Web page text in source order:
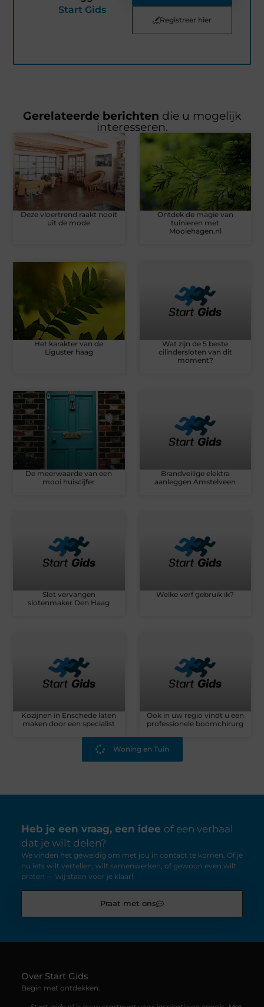
Start Gids
Registreer hier
Gerelateerde berichten die u mogelijk
interesseren.
Deze vloertrend raakt nooit
uit de mode
Ontdek de magie van
tuinieren met
Mooiehagen.nl
Het karakter van de
Liguster haag
Wat zijn de 5 beste
cilindersloten van dit
moment?
De meerwaarde van een
mooi huiscijfer
Brandveilige elektra
aanleggen Amstelveen
Slot vervangen
slotenmaker Den Haag
Welke verf gebruik ik?
Kozijnen in Enschede laten
maken door een specialist
Ook in uw regio vindt u een
professionele boomchirurg
Woning en Tuin
Heb je een vraag, een idee of een verhaal
dat je wilt delen?
We vinden het geweldig om met jou in contact te komen. Of je
nu iets wilt vertellen, wilt samenwerken, of gewoon even wilt
praten — wij staan voor je klaar!
Praat met ons
Over Start Gids
Begin met ontdekken.